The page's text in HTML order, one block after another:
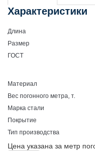
Характеристики
Длина
Размер
ГОСТ
Материал
Вес погонного метра, т.
Марка стали
Покрытие
Тип производства
Цена указана за метр